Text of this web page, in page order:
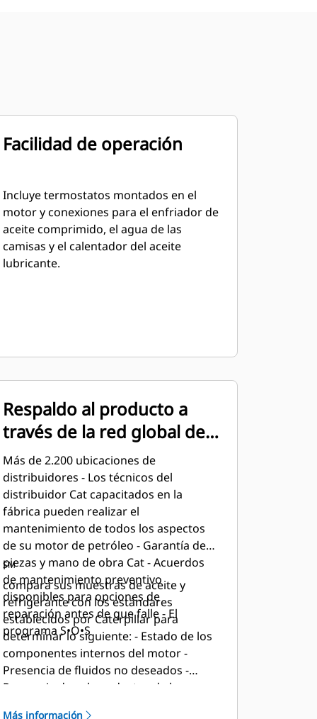
Facilidad de operación
Incluye termostatos montados en el
motor y conexiones para el enfriador de
aceite comprimido, el agua de las
camisas y el calentador del aceite
lubricante.
Respaldo al producto a
través de la red global de
distribuidores Cat
Más de 2.200 ubicaciones de
distribuidores - Los técnicos del
distribuidor Cat capacitados en la
fábrica pueden realizar el
mantenimiento de todos los aspectos
de su motor de petróleo - Garantía de
piezas y mano de obra Cat - Acuerdos
de mantenimiento preventivo
disponibles para opciones de
reparación antes de que falle - El
programa S•O•S
SM
compara sus muestras de aceite y
refrigerante con los estándares
establecidos por Caterpillar para
determinar lo siguiente: - Estado de los
componentes internos del motor -
Presencia de fluidos no deseados -
Presencia de subproductos de la
Más información